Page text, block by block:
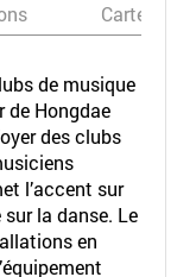
Carte
de musique
de Hongdae
des clubs
l’accent sur
la danse. Le
en